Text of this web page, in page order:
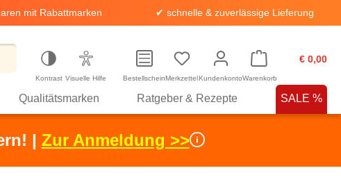
mit Rabattmarken ✔ schnelle & zuverlässige Lieferung
Kontrast Visuelle Hilfe BestellscheinMerkzettelKundenkonto
€ 0,00
Warenkorb
Qualitätsmarken Ratgeber & Rezepte SALE %
| Zur Anmeldung >>